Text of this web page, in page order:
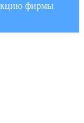
фирмы